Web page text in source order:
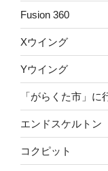
Fusion 360
Xウイング
Yウイング
「がらくた市」に
エンドスケルトン
コクピット